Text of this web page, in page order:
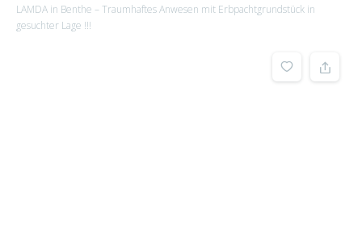
LAMDA in Benthe – Traumhaftes Anwesen mit Erbpachtgrundstück in
gesuchter Lage !!!